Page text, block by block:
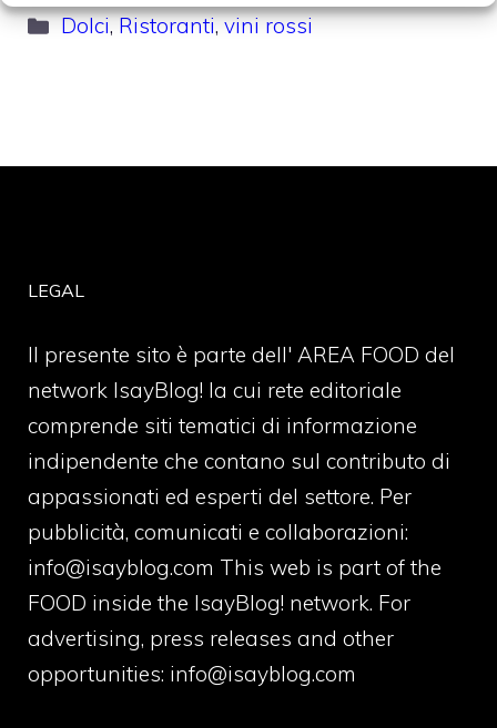
Categorie
Dolci,Ristoranti,vini rossi
LEGAL
Il presente sito è parte dell' AREA FOOD del
network IsayBlog! la cui rete editoriale
comprende siti tematici di informazione
indipendente che contano sul contributo di
appassionati ed esperti del settore. Per
pubblicità, comunicati e collaborazioni:
info@isayblog.com This web is part of the
FOOD inside the IsayBlog! network. For
advertising, press releases and other
opportunities: info@isayblog.com